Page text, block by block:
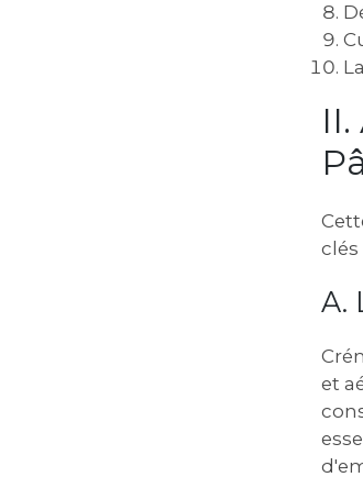
clés
A.
et